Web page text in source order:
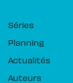
Séries
Planning
Actualités
Auteurs